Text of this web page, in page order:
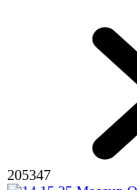
205347